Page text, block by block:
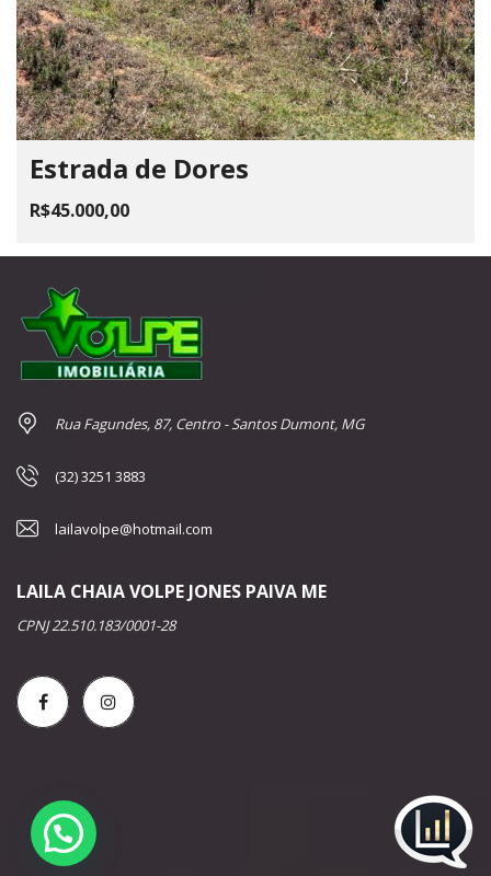
Estrada de Dores
R$45.000,00
Rua Fagundes, 87, Centro - Santos Dumont, MG
(32) 3251 3883
lailavolpe@hotmail.com
LAILA CHAIA VOLPE JONES PAIVA ME
CPNJ 22.510.183/0001-28